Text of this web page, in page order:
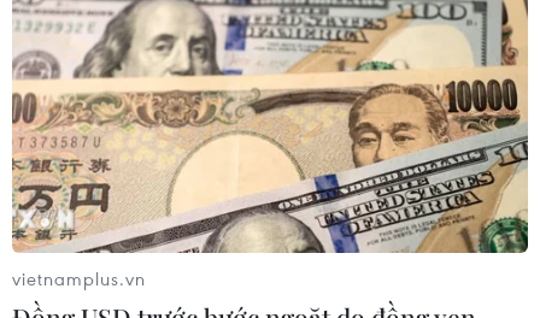
Phó Tổng Biên tập: NGUYỄN THỊ TÁM, KHÚC THANH
THỦY
Sở hữu trí tuệ
Quy định sử dụng
RSS
Hỗ trợ
Ngôn ngữ
TTXVN
Dịch vụ tin
Quảng cáo
Liên hệ
vietnamplus.vn